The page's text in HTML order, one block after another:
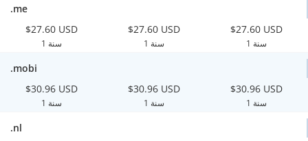
.me
$27.60 USD
1 سنة
$27.60 USD
1 سنة
$27.60 USD
1 سنة
.mobi
$30.96 USD
1 سنة
$30.96 USD
1 سنة
$30.96 USD
1 سنة
.nl